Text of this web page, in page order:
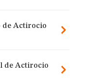
de Actirocio
de Actirocio